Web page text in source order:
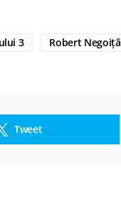
3 Robert Negoiță
Tweet